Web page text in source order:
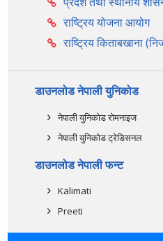
राष्ट्रिय योजना आयोग
राष्ट्रिय किताबखाना
डाउनलोड नेपाली युनिकोड
नेपाली युनिकोड रोमनाइज
नेपाली युनिकोड ट्रेडिसनल
डाउनलोड नेपाली फन्ट
Kalimati
Preeti